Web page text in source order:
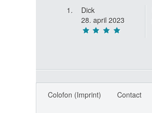
Dick
28. april 2023
Colofon (Imprint) Contact